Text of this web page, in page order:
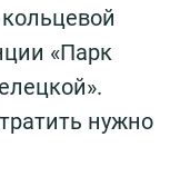
«Парк
нужно